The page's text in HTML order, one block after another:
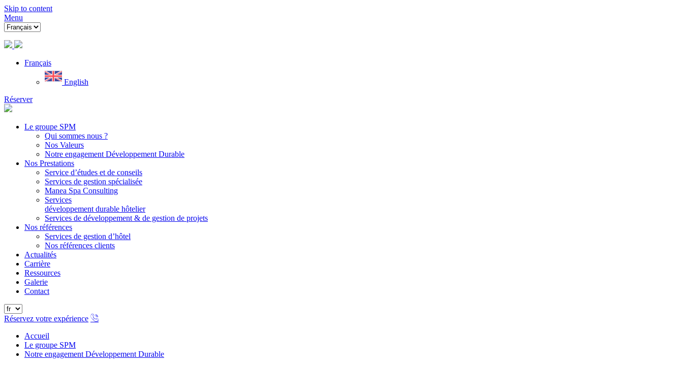
Skip to content
Menu
Français
English
Réserver
Le groupe SPM
Qui sommes nous ?
Nos Valeurs
Notre engagement Développement Durable
Nos Prestations
Service d’études et de conseils
Services de gestion spécialisée
Manea Spa Consulting
Services
développement durable hôtelier
Services de développement & de gestion de projets
Nos références
Services de gestion d’hôtel
Nos références clients
Actualités
Carrière
Ressources
Galerie
Contact
Réservez votre expérience
Accueil
Le groupe SPM
Notre engagement Développement Durable